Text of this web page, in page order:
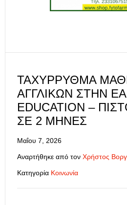
ΤΑΧΎΡΡΥΘΜΑ
ΑΓΓΛΙΚΏΝ ΣΤΗΝ
EDUCATION –
ΣΕ 2 ΜΉΝΕΣ
Μαΐου 7, 2026
Αναρτήθηκε από τον Χρήστος
Κατηγορία Κοινωνία